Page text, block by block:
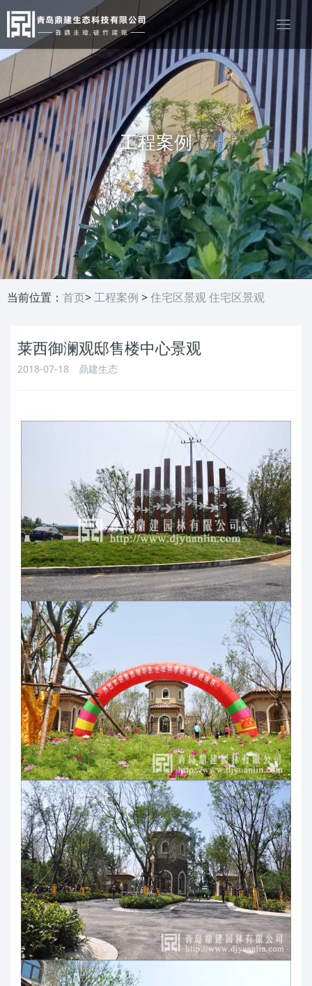
工程案例
当前位置： 首页>工程案例 >住宅区景观住宅区景观
莱西御澜观邸售楼中心景观
2018-07-18 鼎建生态